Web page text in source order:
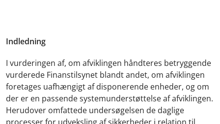
Indledning
I vurderingen af, om afviklingen håndteres betryggende
vurderede Finanstilsynet blandt andet, om afviklingen
foretages uafhængigt af disponerende enheder, og om
der er en passende systemunderstøttelse af afviklingen.
Herudover omfattede undersøgelsen de daglige